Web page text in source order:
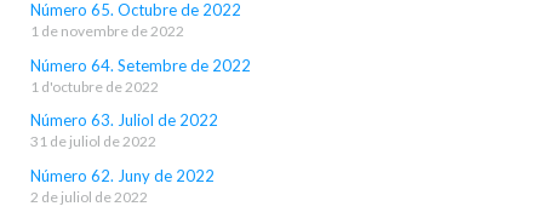
Número 65. Octubre de 2022
1 de novembre de 2022
Número 64. Setembre de 2022
1 d'octubre de 2022
Número 63. Juliol de 2022
31 de juliol de 2022
Número 62. Juny de 2022
2 de juliol de 2022